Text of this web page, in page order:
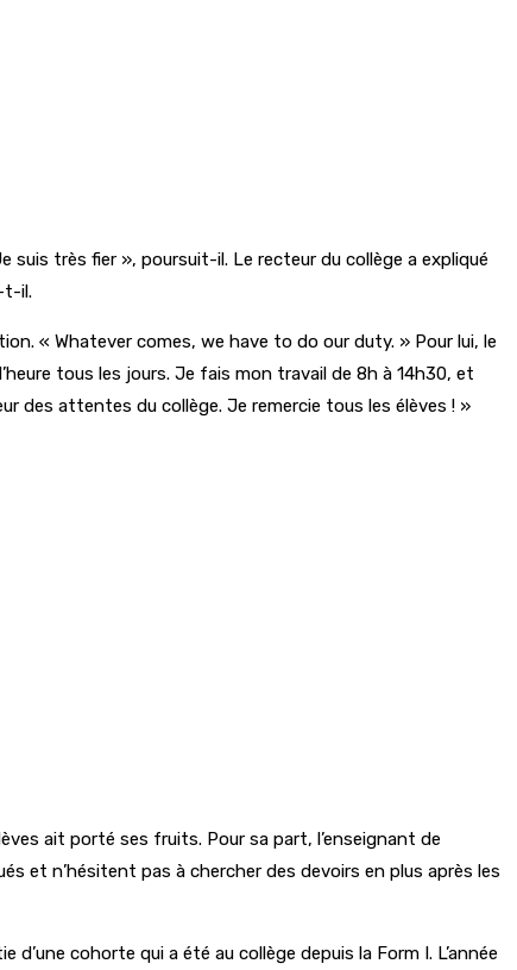
très fier », poursuit-il. Le recteur du collège a expliqué
t-il.
« Whatever comes, we have to do our duty. » Pour lui, le
tous les jours. Je fais mon travail de 8h à 14h30, et
des attentes du collège. Je remercie tous les élèves ! »
ait porté ses fruits. Pour sa part, l’enseignant de
et n’hésitent pas à chercher des devoirs en plus après les
cohorte qui a été au collège depuis la Form I. L’année